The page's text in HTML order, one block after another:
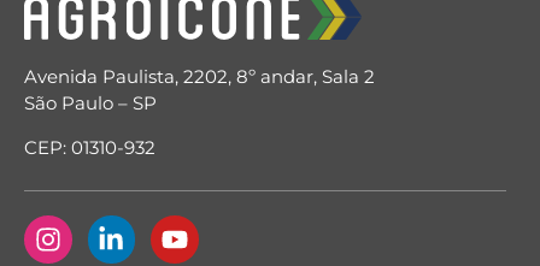
Avenida Paulista, 2202, 8º andar, Sala 2
São Paulo – SP
CEP: 01310-932